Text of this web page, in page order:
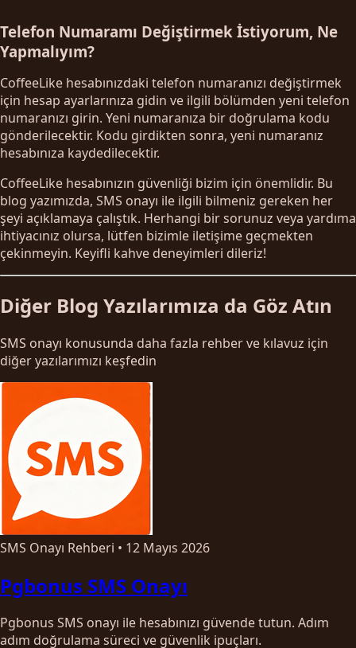
Telefon Numaramı Değiştirmek İstiyorum, Ne
Yapmalıyım?
CoffeeLike hesabınızdaki telefon numaranızı değiştirmek
için hesap ayarlarınıza gidin ve ilgili bölümden yeni telefon
numaranızı girin. Yeni numaranıza bir doğrulama kodu
gönderilecektir. Kodu girdikten sonra, yeni numaranız
hesabınıza kaydedilecektir.
CoffeeLike hesabınızın güvenliği bizim için önemlidir. Bu
blog yazımızda, SMS onayı ile ilgili bilmeniz gereken her
şeyi açıklamaya çalıştık. Herhangi bir sorunuz veya yardıma
ihtiyacınız olursa, lütfen bizimle iletişime geçmekten
çekinmeyin. Keyifli kahve deneyimleri dileriz!
Diğer Blog Yazılarımıza da Göz Atın
SMS onayı konusunda daha fazla rehber ve kılavuz için
diğer yazılarımızı keşfedin
SMS Onayı Rehberi • 12 Mayıs 2026
Pgbonus SMS Onayı
Pgbonus SMS onayı ile hesabınızı güvende tutun. Adım
adım doğrulama süreci ve güvenlik ipuçları.